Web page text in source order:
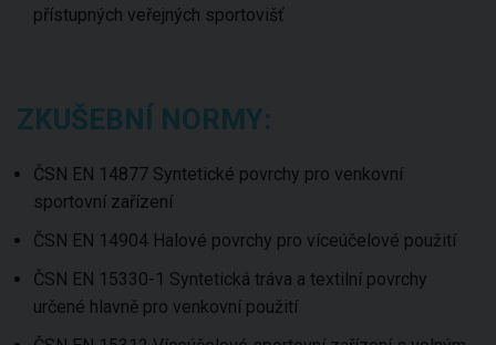
přístupných veřejných sportovišť
ZKUŠEBNÍ NORMY:
ČSN EN 14877 Syntetické povrchy pro venkovní
sportovní zařízení
ČSN EN 14904 Halové povrchy pro víceúčelové použití
ČSN EN 15330-1 Syntetická tráva a textilní povrchy
určené hlavně pro venkovní použití